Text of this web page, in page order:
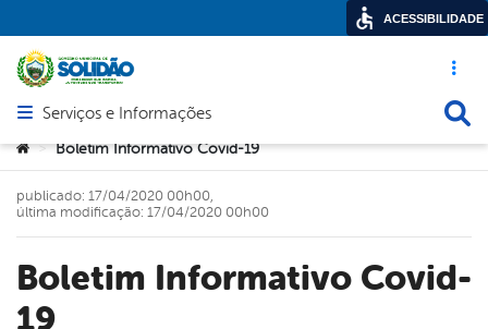
Acesso
Abrir menu principal de navegação
Serviços e Informações
Você está aqui:
> Boletim Informativo Covid-19
Boletim Informativo Covid-
19
publicado: 17/04/2020 00h00,
última modificação: 17/04/2020 00h00
ACESSIBILIDADE